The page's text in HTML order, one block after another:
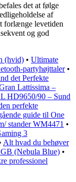
det at følge
af
forlænge levetiden
og god
(hvid) • Ultimate
partyhøjttaler•
det Perfekte
Lattissima –
HD9650/90 – Sund
perfekte
guide til One
stander WM4471 •
3
Alt hvad du behøver
GB (Nebula Blue) •
professionel